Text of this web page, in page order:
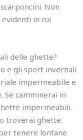
Non
in cui
delle ghette?
e gli sport invernali
impermeabile e
camminerai in
impermeabili.
troverai ghette
tenere lontane